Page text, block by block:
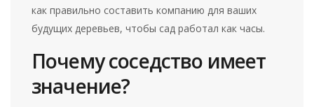
как правильно составить компанию для ваших
будущих деревьев, чтобы сад работал как часы.
Почему соседство имеет
значение?